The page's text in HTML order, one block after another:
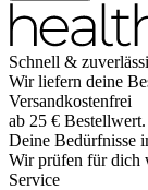
Schnell &
Wir liefern deine
Versandkostenfrei
ab 25 €
Deine Bedürfnisse
Wir prüfen für dich
Service